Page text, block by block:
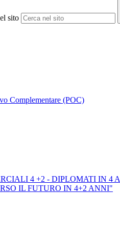
sito
Complementare (POC)
4 +2 - DIPLOMATI IN 4
IL FUTURO IN 4+2 ANNI"